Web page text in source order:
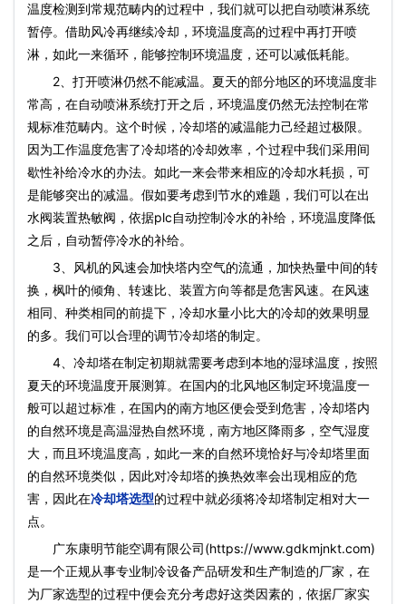
温度检测到常规范畴内的过程中，我们就可以把自动喷淋系统
暂停。借助风冷再继续冷却，环境温度高的过程中再打开喷
淋，如此一来循环，能够控制环境温度，还可以减低耗能。
2、打开喷淋仍然不能减温。夏天的部分地区的环境温度非
常高，在自动喷淋系统打开之后，环境温度仍然无法控制在常
规标准范畴内。这个时候，冷却塔的减温能力己经超过极限。
因为工作温度危害了冷却塔的冷却效率，个过程中我们采用间
歇性补给冷水的办法。如此一来会带来相应的冷却水耗损，可
是能够突出的减温。假如要考虑到节水的难题，我们可以在出
水阀装置热敏阀，依据plc自动控制冷水的补给，环境温度降低
之后，自动暂停冷水的补给。
3、风机的风速会加快塔内空气的流通，加快热量中间的转
换，枫叶的倾角、转速比、装置方向等都是危害风速。在风速
相同、种类相同的前提下，冷却水量小比大的冷却的效果明显
的多。我们可以合理的调节冷却塔的制定。
4、冷却塔在制定初期就需要考虑到本地的湿球温度，按照
夏天的环境温度开展测算。在国内的北风地区制定环境温度一
般可以超过标准，在国内的南方地区便会受到危害，冷却塔内
的自然环境是高温湿热自然环境，南方地区降雨多，空气湿度
大，而且环境温度高，如此一来的自然环境恰好与冷却塔里面
的自然环境类似，因此对冷却塔的换热效率会出现相应的危
害，因此在冷却塔选型的过程中就必须将冷却塔制定相对大一
点。
广东康明节能空调有限公司(https://www.gdkmjnkt.com)
是一个正规从事专业制冷设备产品研发和生产制造的厂家，在
为厂家选型的过程中便会充分考虑好这类因素的，依据厂家实